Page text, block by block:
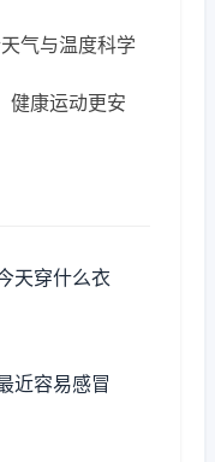
气与温度科学
健康运动更安
天穿什么衣
近容易感冒